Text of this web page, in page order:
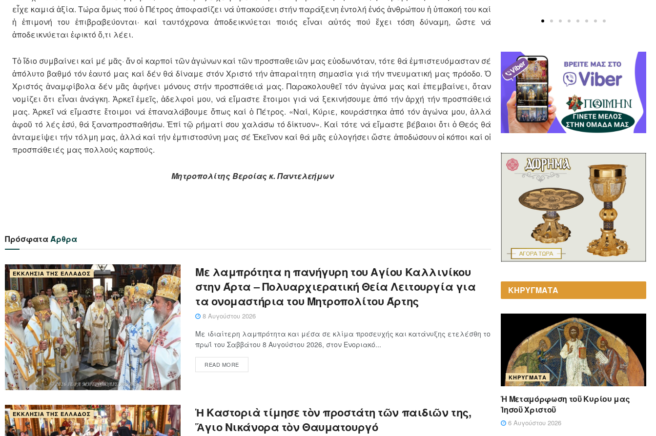
εἶχε καμιά ἀξία. Τώρα ὅμως πού ὁ Πέ­τρος ἀποφασίζει νά ὑπακούσει στήν πα­ράξενη ἐντολή ἑνός ἀνθρώπου ἡ ὑπακοή του καί
ἡ ἐπιμονή του ἐπιβραβεύονται· καί ταυτόχρονα ἀποδεικνύ­εται ποιός εἶ­ναι αὐτός πού ἔχει τόση δύναμη, ὥστε νά
ἀποδεικνύεται ἐφικτό ὅ,τι λέει.
Τὀ ἴδιο συμβαίνει καί μέ μᾶς· ἄν οἱ καρ­ποί τῶν ἀγώνων καί τῶν προσπαθειῶν μας εὐοδωνόταν, τότε θά ἐμπιστευόμα­σταν σέ
ἀπόλυτο βαθμό τόν ἑαυτό μας καί δέν θά δίναμε στόν Χριστό τήν ἀπαραί­τη­τη σημασία γιά τήν πνευματική μας πρόο­δο. Ὁ
Χριστός ἀναμφίβολα δέν μᾶς ἀφή­νει μόνους στήν προσπάθειά μας. Παρα­κο­λουθεῖ τόν ἀγώνα μας καί ἐπεμβαίνει, ὅταν
νομίζει ὅτι εἶναι ἀνάγκη. Ἀρκεῖ ἐ­μεῖς, ἀδελφοί μου, νά εἴμαστε ἕτοιμοι γιά νά ξεκινήσουμε ἀπό τήν ἀρχή τήν προσ­πάθειά
μας. Ἀρκεῖ νά εἴμαστε ἕτοιμοι νά ἐπαναλάβουμε ὅπως καί ὁ Πέτρος. «Ναί, Κύριε, κουράστηκα ἀπό τόν ἀγώνα μου, ἀλλά
ἀφοῦ τό λές ἐσύ, θά ξανα­προσπαθήσω. Ἐπί τῷ ρήματί σου χαλάσω τό δίκτυον». Καί τότε νά εἴμαστε βέβαιοι ὅτι ὁ Θεός θά
ἀνταμείψει τήν τόλμη μας, ἀλλά καί τήν ἐμπιστοσύνη μας σέ Ἐκεῖνον καί θά μᾶς εὐλογήσει ὥστε ἀποδώσουν οἱ κόπ­οι καί οἱ
προσπάθειές μας πολλούς καρπούς.
Μητροπολίτης Βεροίας κ. Παντελεήμων
ΠρόσφαταΆρθρα
ΕΚΚΛΗΣΊΑ ΤΗΣ ΕΛΛΆΔΟΣ
Με λαμπρότητα η πανήγυρη του Αγίου Καλλινίκου
στην Άρτα – Πολυαρχιερατική Θεία Λειτουργία για
τα ονομαστήρια του Μητροπολίτου Άρτης
8 Αυγούστου 2026
Με ιδιαίτερη λαμπρότητα και μέσα σε κλίμα προσευχής και κατάνυξης ετελέσθη το
πρωΐ του Σαββάτου 8 Αυγούστου 2026, στον Ενοριακό...
READ MORE
ΕΚΚΛΗΣΊΑ ΤΗΣ ΕΛΛΆΔΟΣ
Ἡ Καστοριὰ τίμησε τὸν προστάτη τῶν παιδιῶν της,
Ἅγιο Νικάνορα τὸν Θαυματουργό
ΚΗΡΥΓΜΑΤΑ
ΚΗΡΎΓΜΑΤΑ
Ἡ Μεταμόρφωση τοῦ Κυρίου μας
Ἰησοῦ Χριστοῦ
6 Αυγούστου 2026